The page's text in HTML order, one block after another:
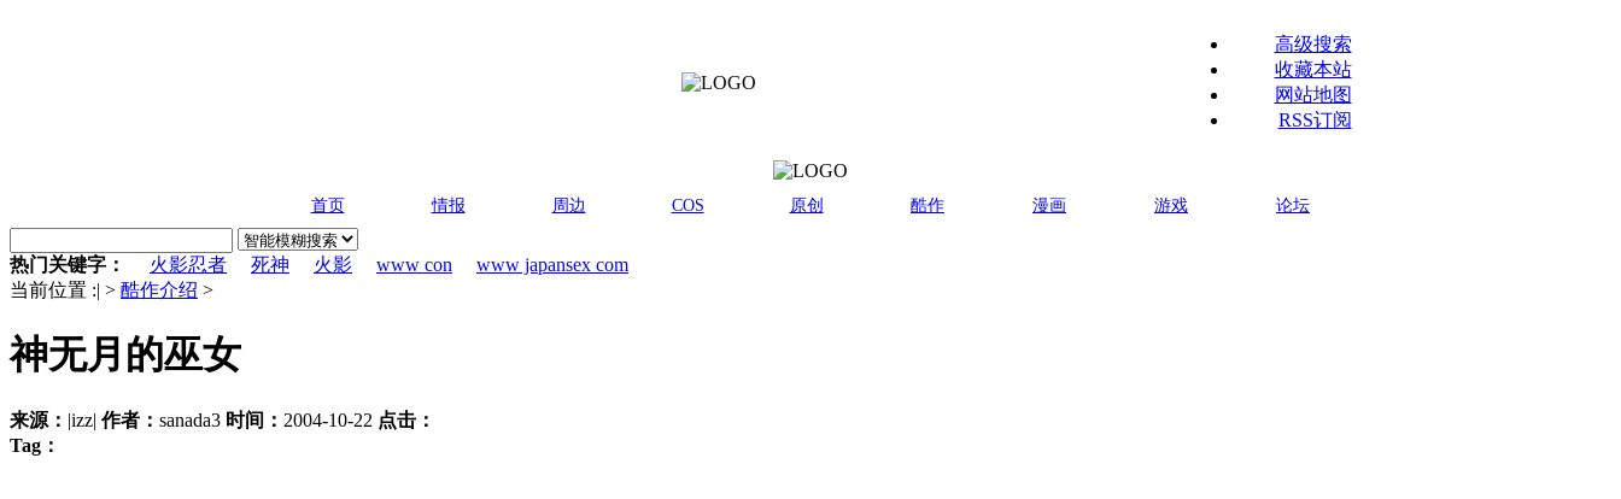
高级搜索
收藏本站
网站地图
RSS订阅
首页 情报 周边 COS 原创 酷作 漫画 游戏 论坛
热门关键字： 火影忍者 死神 火影 www con
www japansex com
当前位置 :| > 酷作介绍 >
神无月的巫女
来源： |izz| 作者： sanada3 时间： 2004-10-22 点击：
Tag：